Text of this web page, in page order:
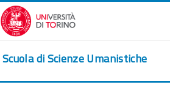
Vai al contenuto principale
Scuola di Scienze Umanistiche